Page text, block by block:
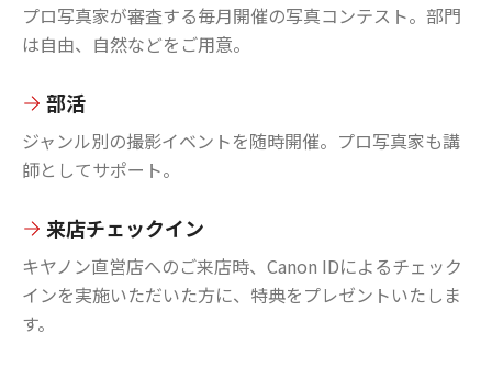
プロ写真家が審査する毎月開催の写真コンテスト。部門
は自由、自然などをご用意。
部活
ジャンル別の撮影イベントを随時開催。プロ写真家も講
師としてサポート。
来店チェックイン
キヤノン直営店へのご来店時、Canon IDによるチェック
インを実施いただいた方に、特典をプレゼントいたしま
す。